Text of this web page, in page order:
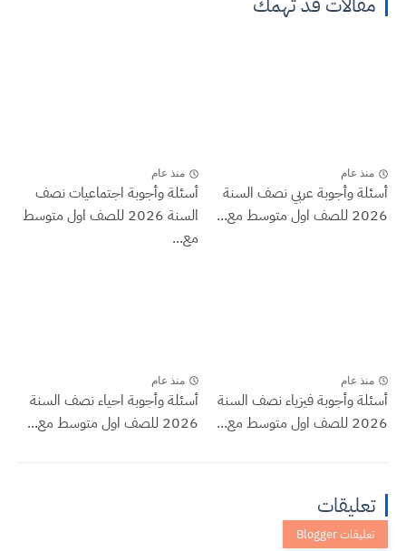
منذ عام
أسئلة وأجوبة عربي نصف السنة
2026 للصف اول متوسط مع...
منذ عام
أسئلة وأجوبة اجتماعيات نصف
السنة 2026 للصف اول متوسط
مع...
منذ عام
أسئلة وأجوبة فيزياء نصف السنة
2026 للصف اول متوسط مع...
منذ عام
أسئلة وأجوبة احياء نصف السنة
2026 للصف اول متوسط مع...
تعليقات